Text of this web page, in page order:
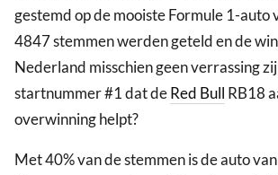
gestemd op de mooiste Formule 1-auto
4847 stemmen werden geteld en de
Nederland misschien geen verrassing
startnummer #1 dat deRed Bull RB18
overwinning helpt?
Met 40% van de stemmen is de auto van